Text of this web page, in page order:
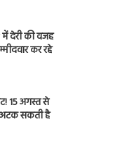
देरी की वजह
कर रहे
15 अगस्त से
सकती है